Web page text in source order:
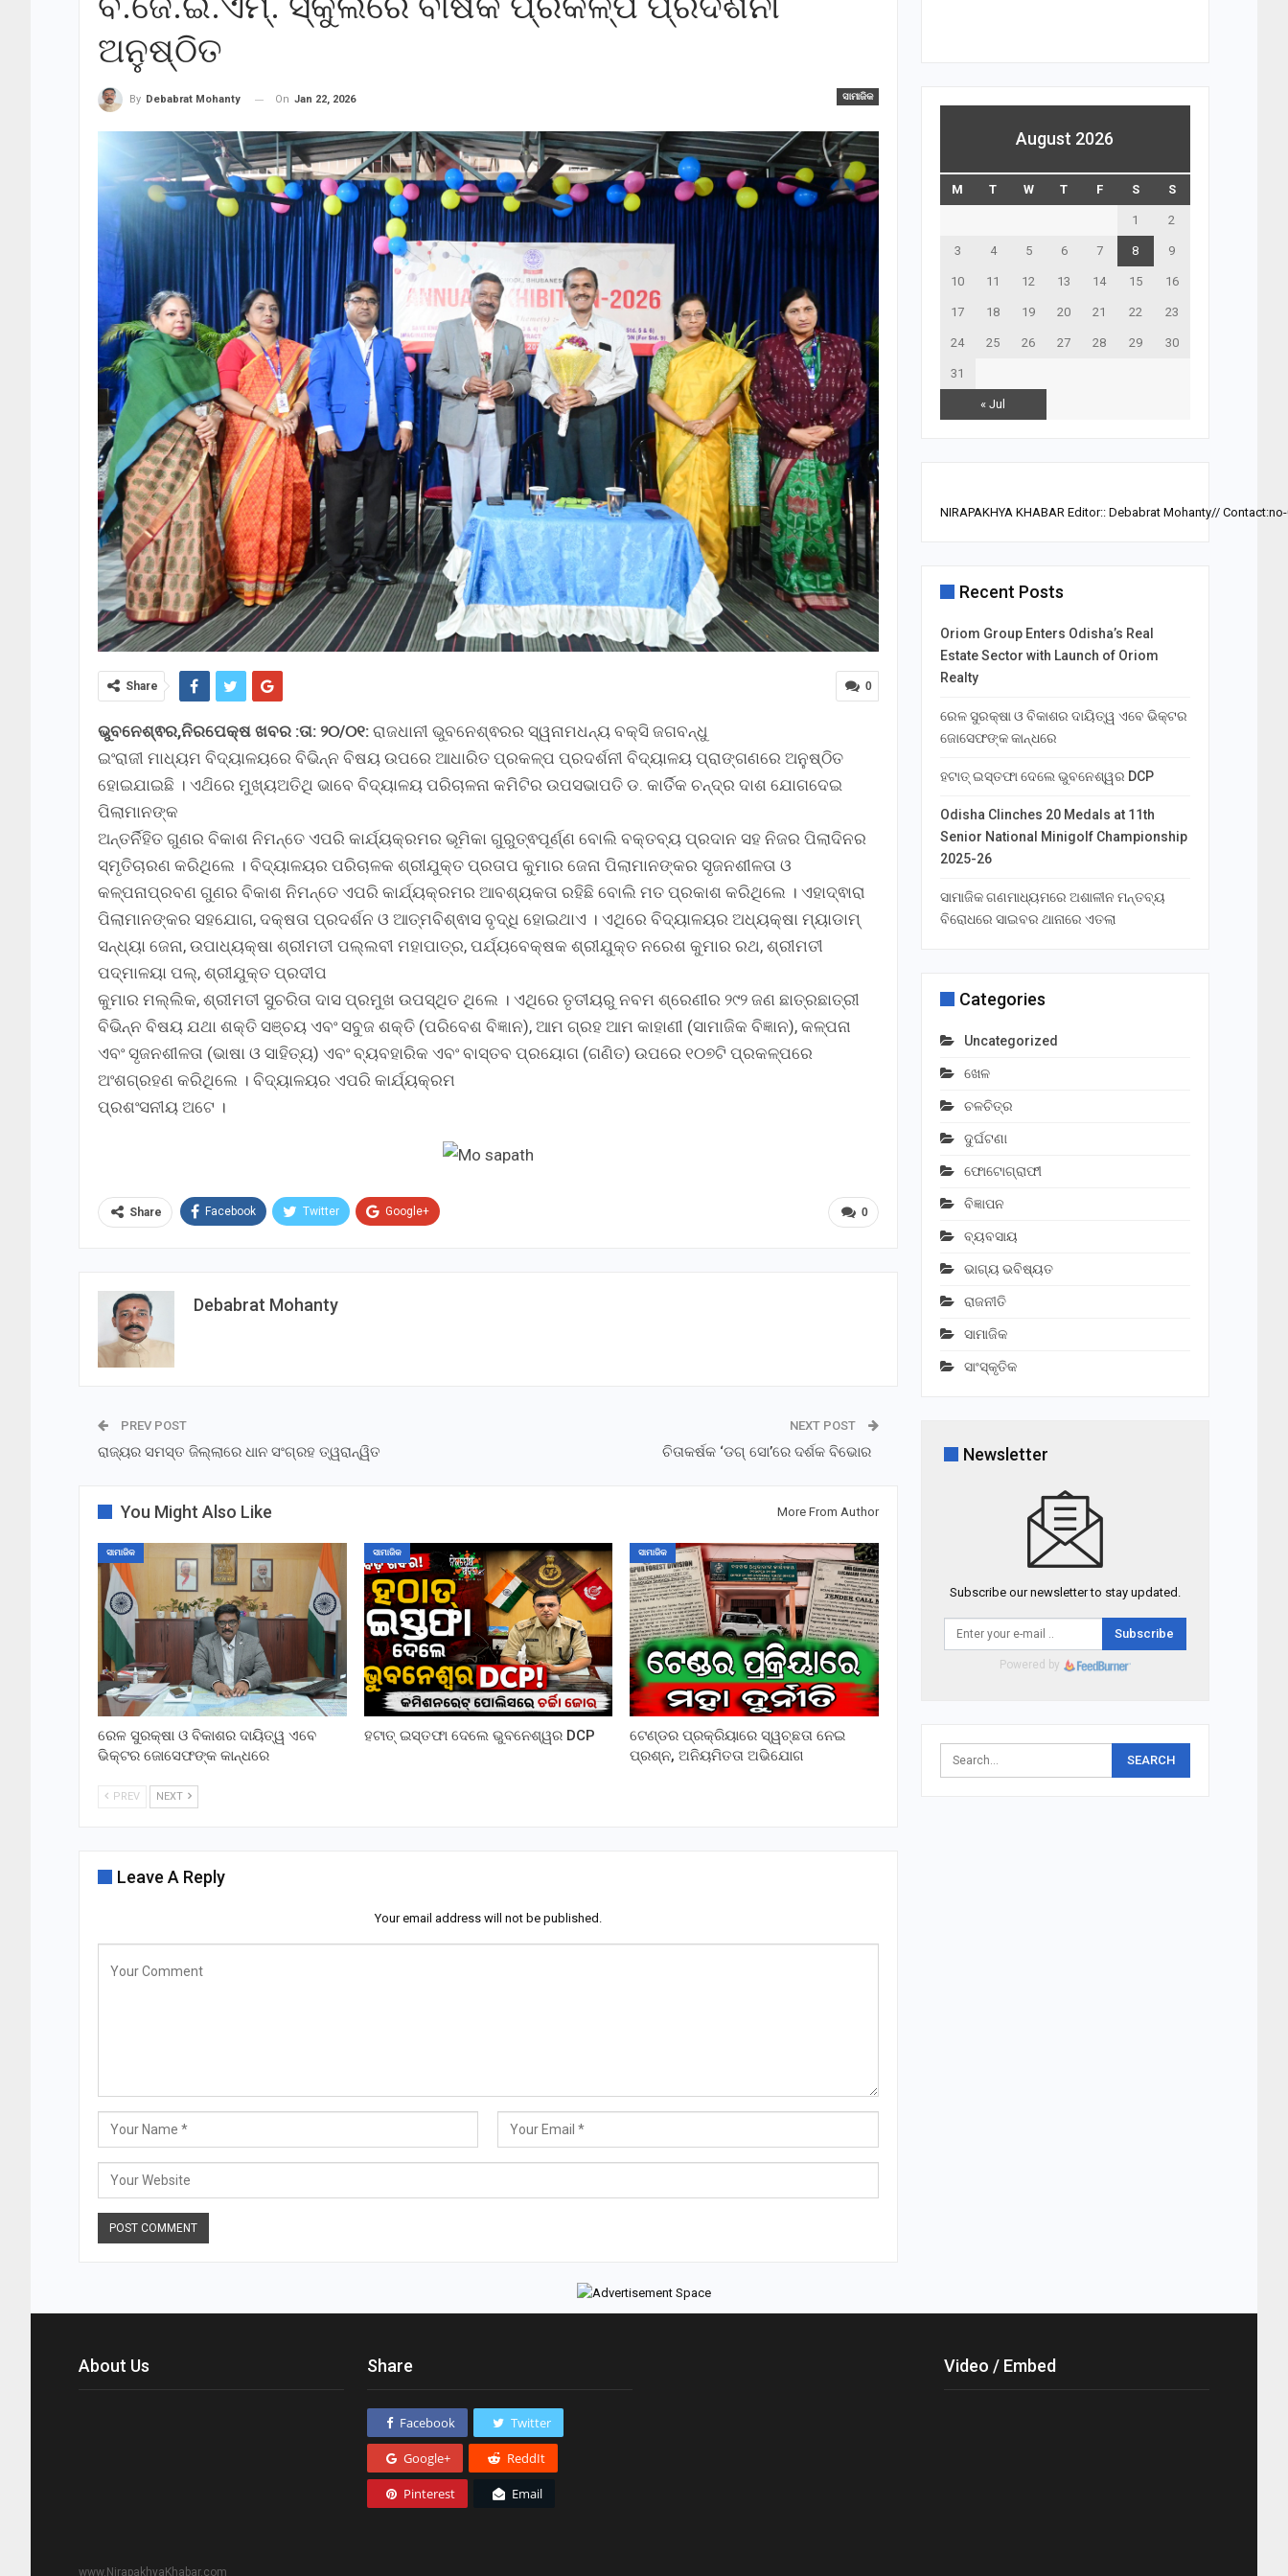
ଅନୁଷ୍ଠିତ
ସାମାଜିକ
By Debabrat Mohanty On Jan 22, 2026
0
Share
ଭୁବନେଶ୍ଵର,ନିରପେକ୍ଷ ଖବର :ତା: ୨୦/୦୧: ରାଜଧାନୀ ଭୁବନେଶ୍ଵରର ସ୍ୱନାମଧନ୍ୟ ବକ୍ସି ଜଗବନ୍ଧୁ
ଇଂରାଜୀ ମାଧ୍ୟମ ବିଦ୍ୟାଳୟରେ ବିଭିନ୍ନ ବିଷୟ ଉପରେ ଆଧାରିତ ପ୍ରକଳ୍ପ ପ୍ରଦର୍ଶନୀ ବିଦ୍ୟାଳୟ ପ୍ରାଙ୍ଗଣରେ ଅନୁଷ୍ଠିତ
ହୋଇଯାଇଛି । ଏଥ‌ିରେ ମୁଖ୍ୟଅତିଥି ଭାବେ ବିଦ୍ୟାଳୟ ପରିଚାଳନା କମିଟିର ଉପସଭାପତି ଡ. କାର୍ତିକ ଚନ୍ଦ୍ର ଦାଶ ଯୋଗଦେଇ
ପିଲାମାନଙ୍କ
ଅନ୍ତର୍ନିହିତ ଗୁଣର ବିକାଶ ନିମନ୍ତେ ଏପରି କାର୍ଯ୍ୟକ୍ରମର ଭୂମିକା ଗୁରୁତ୍ଵପୂର୍ଣ୍ଣ ବୋଲି ବକ୍ତବ୍ୟ ପ୍ରଦାନ ସହ ନିଜର ପିଲାଦିନର
ସ୍ମୃତିଚାରଣ କରିଥିଲେ । ବିଦ୍ୟାଳୟର ପରିଚାଳକ ଶ୍ରୀଯୁକ୍ତ ପ୍ରତାପ କୁମାର ଜେନା ପିଲାମାନଙ୍କର ସୃଜନଶୀଳତା ଓ
କଳ୍ପନାପ୍ରବଣ ଗୁଣର ବିକାଶ ନିମନ୍ତେ ଏପରି କାର୍ଯ୍ୟକ୍ରମର ଆବଶ୍ୟକତା ରହିଛି ବୋଲି ମତ ପ୍ରକାଶ କରିଥିଲେ । ଏହାଦ୍ଵାରା
ପିଲାମାନଙ୍କର ସହଯୋଗ, ଦକ୍ଷତା ପ୍ରଦର୍ଶନ ଓ ଆତ୍ମବିଶ୍ଵାସ ବୃଦ୍ଧି ହୋଇଥାଏ । ଏଥିରେ ବିଦ୍ୟାଳୟର ଅଧ୍ୟକ୍ଷା ମ୍ୟାଡାମ୍
ସନ୍ଧ୍ୟା ଜେନା, ଉପାଧ୍ୟକ୍ଷା ଶ୍ରୀମତୀ ପଲ୍ଲବୀ ମହାପାତ୍ର, ପର୍ଯ୍ୟବେକ୍ଷକ ଶ୍ରୀଯୁକ୍ତ ନରେଶ କୁମାର ରଥ, ଶ୍ରୀମତୀ
ପଦ୍ମାଳୟା ପଲ୍, ଶ୍ରୀଯୁକ୍ତ ପ୍ରଦୀପ
କୁମାର ମଲ୍ଲିକ, ଶ୍ରୀମତୀ ସୁଚରିତା ଦାସ ପ୍ରମୁଖ ଉପସ୍ଥିତ ଥିଲେ । ଏଥିରେ ତୃତୀୟରୁ ନବମ ଶ୍ରେଣୀର ୨୯୨ ଜଣ ଛାତ୍ରଛାତ୍ରୀ
ବିଭିନ୍ନ ବିଷୟ ଯଥା ଶକ୍ତି ସଞ୍ଚୟ ଏବଂ ସବୁଜ ଶକ୍ତି (ପରିବେଶ ବିଜ୍ଞାନ), ଆମ ଗ୍ରହ ଆମ କାହାଣୀ (ସାମାଜିକ ବିଜ୍ଞାନ), କଳ୍ପନା
ଏବଂ ସୃଜନଶୀଳତା (ଭାଷା ଓ ସାହିତ୍ୟ) ଏବଂ ବ୍ୟବହାରିକ ଏବଂ ବାସ୍ତବ ପ୍ରୟୋଗ (ଗଣିତ) ଉପରେ ୧୦୭ଟି ପ୍ରକଳ୍ପରେ
ଅଂଶଗ୍ରହଣ କରିଥିଲେ । ବିଦ୍ୟାଳୟର ଏପରି କାର୍ଯ୍ୟକ୍ରମ
ପ୍ରଶଂସନୀୟ ଅଟେ ।
0
Share Facebook Twitter Google+
Debabrat Mohanty
PREV POST
ରାଜ୍ୟର ସମସ୍ତ ଜିଲ୍ଲାରେ ଧାନ ସଂଗ୍ରହ ତ୍ୱରାନ୍ୱିତ
NEXT POST
ଚିତାକର୍ଷକ ‘ଡଗ୍ ସୋ’ରେ ଦର୍ଶକ ବିଭୋର
You Might Also Like More From Author
ସାମାଜିକ
ରେଳ ସୁରକ୍ଷା ଓ ବିକାଶର ଦାୟିତ୍ୱ ଏବେ
ଭିକ୍ଟର ଜୋସେଫଙ୍କ କାନ୍ଧରେ
ସାମାଜିକ
ହଟାତ୍ ଇସ୍ତଫା ଦେଲେ ଭୁବନେଶ୍ୱର DCP
ସାମାଜିକ
ଟେଣ୍ଡର ପ୍ରକ୍ରିୟାରେ ସ୍ୱଚ୍ଛତା ନେଇ
ପ୍ରଶ୍ନ, ଅନିୟମିତତା ଅଭିଯୋଗ
PREV NEXT
Leave A Reply
Your email address will not be published.
August 2026
M T W T F S S
« Jul
1 2
3 4 5 6 7 8 9
10 11 12 13 14 15 16
17 18 19 20 21 22 23
24 25 26 27 28 29 30
31
NIRAPAKHYA KHABAR Editor:: Debabrat Mohanty//
Recent Posts
Oriom Group Enters Odisha’s Real
Estate Sector with Launch of Oriom
Realty
ରେଳ ସୁରକ୍ଷା ଓ ବିକାଶର ଦାୟିତ୍ୱ ଏବେ ଭିକ୍ଟର
ଜୋସେଫଙ୍କ କାନ୍ଧରେ
ହଟାତ୍ ଇସ୍ତଫା ଦେଲେ ଭୁବନେଶ୍ୱର DCP
Odisha Clinches 20 Medals at 11th
Senior National Minigolf Championship
2025-26
ସାମାଜିକ ଗଣମାଧ୍ୟମରେ ଅଶାଳୀନ ମନ୍ତବ୍ୟ
ବିରୋଧରେ ସାଇବର ଥାନାରେ ଏତଲା
Categories
Uncategorized
ଖେଳ
ଚଳଚିତ୍ର
ଦୁର୍ଘଟଣା
ଫୋଟୋଗ୍ରାଫୀ
ବିଜ୍ଞାପନ
ବ୍ୟବସାୟ
ଭାଗ୍ୟ ଭବିଷ୍ୟତ
ରାଜନୀତି
ସାମାଜିକ
ସାଂସ୍କୃତିକ
Newsletter
Subscribe our newsletter to stay updated.
Subscribe
Powered by
About Us Share
Facebook Twitter
Google+ ReddIt
Pinterest Email
Video / Embed
www.NirapakhyaKhabar.com